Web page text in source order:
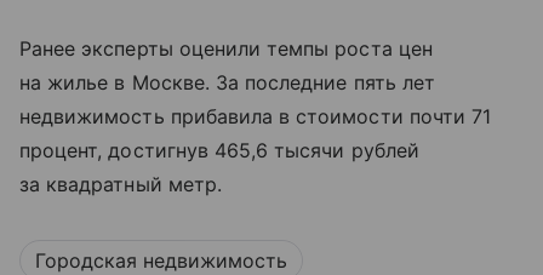
Ранее эксперты оценили темпы роста цен
на жилье в Москве. За последние пять лет
недвижимость прибавила в стоимости почти 71
процент, достигнув 465,6 тысячи рублей
за квадратный метр.
Городская недвижимость